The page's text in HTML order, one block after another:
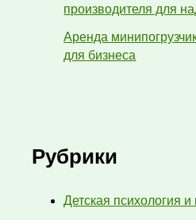
производителя для
Аренда
для бизнеса
Рубрики
Детская психология